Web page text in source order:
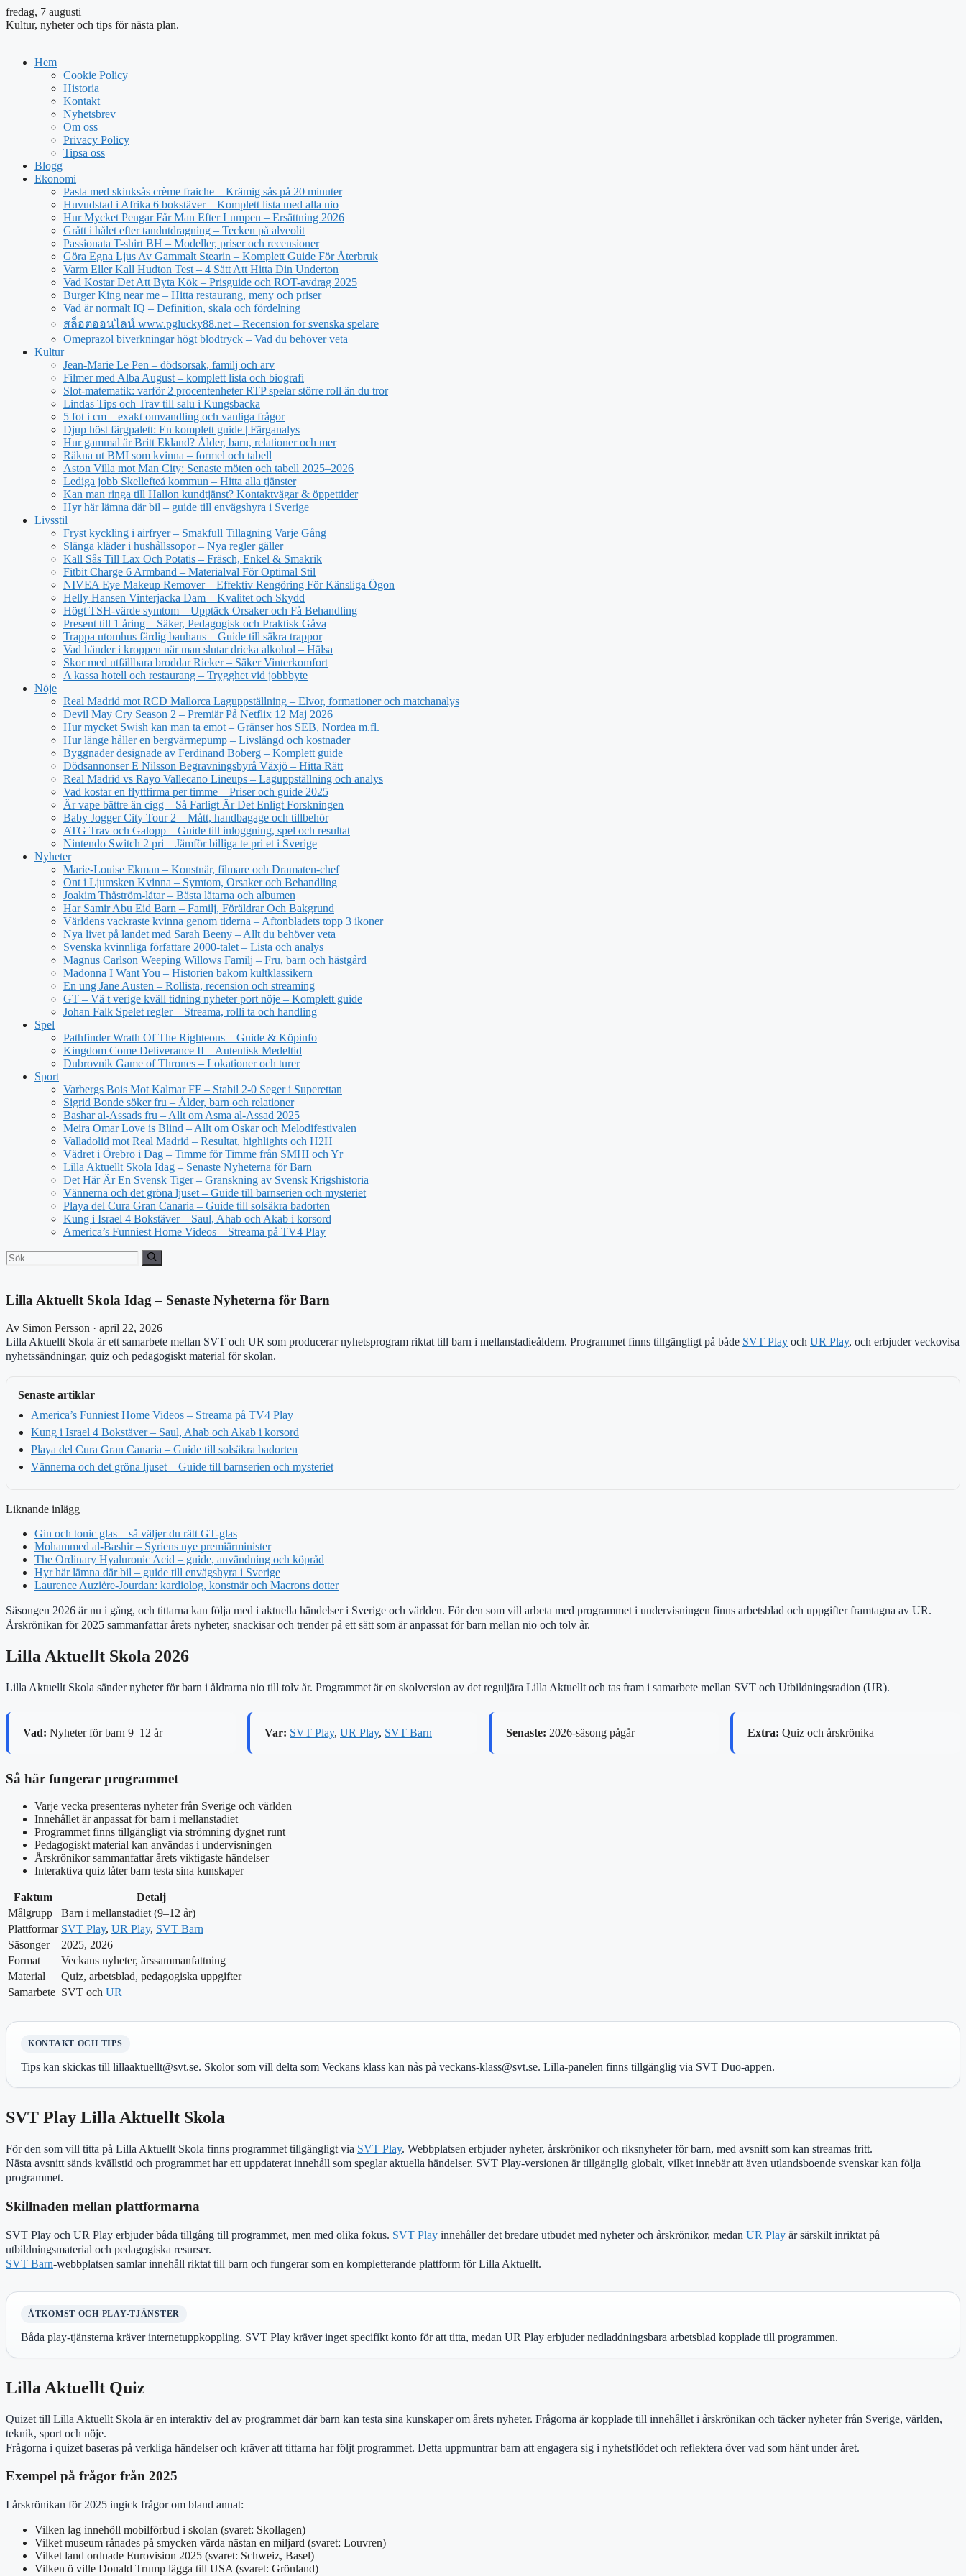
fredag, 7 augusti
Kultur, nyheter och tips för nästa plan.
Hem
Cookie Policy
Historia
Kontakt
Nyhetsbrev
Om oss
Privacy Policy
Tipsa oss
Blogg
Ekonomi
Pasta med skinksås crème fraiche – Krämig sås på 20 minuter
Huvudstad i Afrika 6 bokstäver – Komplett lista med alla nio
Hur Mycket Pengar Får Man Efter Lumpen – Ersättning 2026
Grått i hålet efter tandutdragning – Tecken på alveolit
Passionata T-shirt BH – Modeller, priser och recensioner
Göra Egna Ljus Av Gammalt Stearin – Komplett Guide För Återbruk
Varm Eller Kall Hudton Test – 4 Sätt Att Hitta Din Underton
Vad Kostar Det Att Byta Kök – Prisguide och ROT-avdrag 2025
Burger King near me – Hitta restaurang, meny och priser
Vad är normalt IQ – Definition, skala och fördelning
สล็อตออนไลน์ www.pglucky88.net – Recension för svenska spelare
Omeprazol biverkningar högt blodtryck – Vad du behöver veta
Kultur
Jean‑Marie Le Pen – dödsorsak, familj och arv
Filmer med Alba August – komplett lista och biografi
Slot-matematik: varför 2 procentenheter RTP spelar större roll än du tror
Lindas Tips och Trav till salu i Kungsbacka
5 fot i cm – exakt omvandling och vanliga frågor
Djup höst färgpalett: En komplett guide | Färganalys
Hur gammal är Britt Ekland? Ålder, barn, relationer och mer
Räkna ut BMI som kvinna – formel och tabell
Aston Villa mot Man City: Senaste möten och tabell 2025–2026
Lediga jobb Skellefteå kommun – Hitta alla tjänster
Kan man ringa till Hallon kundtjänst? Kontaktvägar & öppettider
Hyr här lämna där bil – guide till envägshyra i Sverige
Livsstil
Fryst kyckling i airfryer – Smakfull Tillagning Varje Gång
Slänga kläder i hushållssopor – Nya regler gäller
Kall Sås Till Lax Och Potatis – Fräsch, Enkel & Smakrik
Fitbit Charge 6 Armband – Materialval För Optimal Stil
NIVEA Eye Makeup Remover – Effektiv Rengöring För Känsliga Ögon
Helly Hansen Vinterjacka Dam – Kvalitet och Skydd
Högt TSH-värde symtom – Upptäck Orsaker och Få Behandling
Present till 1 åring – Säker, Pedagogisk och Praktisk Gåva
Trappa utomhus färdig bauhaus – Guide till säkra trappor
Vad händer i kroppen när man slutar dricka alkohol – Hälsa
Skor med utfällbara broddar Rieker – Säker Vinterkomfort
A kassa hotell och restaurang – Trygghet vid jobbbyte
Nöje
Real Madrid mot RCD Mallorca Laguppställning – Elvor, formationer och matchanalys
Devil May Cry Season 2 – Premiär På Netflix 12 Maj 2026
Hur mycket Swish kan man ta emot – Gränser hos SEB, Nordea m.fl.
Hur länge håller en bergvärmepump – Livslängd och kostnader
Byggnader designade av Ferdinand Boberg – Komplett guide
Dödsannonser E Nilsson Begravningsbyrå Växjö – Hitta Rätt
Real Madrid vs Rayo Vallecano Lineups – Laguppställning och analys
Vad kostar en flyttfirma per timme – Priser och guide 2025
Är vape bättre än cigg – Så Farligt Är Det Enligt Forskningen
Baby Jogger City Tour 2 – Mått, handbagage och tillbehör
ATG Trav och Galopp – Guide till inloggning, spel och resultat
Nintendo Switch 2 pri – Jämför billiga te pri et i Sverige
Nyheter
Marie-Louise Ekman – Konstnär, filmare och Dramaten-chef
Ont i Ljumsken Kvinna – Symtom, Orsaker och Behandling
Joakim Thåström-låtar – Bästa låtarna och albumen
Har Samir Abu Eid Barn – Familj, Föräldrar Och Bakgrund
Världens vackraste kvinna genom tiderna – Aftonbladets topp 3 ikoner
Nya livet på landet med Sarah Beeny – Allt du behöver veta
Svenska kvinnliga författare 2000-talet – Lista och analys
Magnus Carlson Weeping Willows Familj – Fru, barn och hästgård
Madonna I Want You – Historien bakom kultklassikern
En ung Jane Austen – Rollista, recension och streaming
GT – Vä t verige kväll tidning nyheter port nöje – Komplett guide
Johan Falk Spelet regler – Streama, rolli ta och handling
Spel
Pathfinder Wrath Of The Righteous – Guide & Köpinfo
Kingdom Come Deliverance II – Autentisk Medeltid
Dubrovnik Game of Thrones – Lokationer och turer
Sport
Varbergs Bois Mot Kalmar FF – Stabil 2-0 Seger i Superettan
Sigrid Bonde söker fru – Ålder, barn och relationer
Bashar al-Assads fru – Allt om Asma al-Assad 2025
Meira Omar Love is Blind – Allt om Oskar och Melodifestivalen
Valladolid mot Real Madrid – Resultat, highlights och H2H
Vädret i Örebro i Dag – Timme för Timme från SMHI och Yr
Lilla Aktuellt Skola Idag – Senaste Nyheterna för Barn
Det Här Är En Svensk Tiger – Granskning av Svensk Krigshistoria
Vännerna och det gröna ljuset – Guide till barnserien och mysteriet
Playa del Cura Gran Canaria – Guide till solsäkra badorten
Kung i Israel 4 Bokstäver – Saul, Ahab och Akab i korsord
America’s Funniest Home Videos – Streama på TV4 Play
Sök
efter:
Lilla Aktuellt Skola Idag – Senaste Nyheterna för Barn
Av Simon Persson · april 22, 2026
Lilla Aktuellt Skola är ett samarbete mellan SVT och UR som producerar nyhetsprogram riktat till barn i mellanstadieåldern. Programmet finns tillgängligt på både SVT Play och UR Play, och erbjuder veckovisa
nyhetssändningar, quiz och pedagogiskt material för skolan.
Senaste artiklar
America’s Funniest Home Videos – Streama på TV4 Play
Kung i Israel 4 Bokstäver – Saul, Ahab och Akab i korsord
Playa del Cura Gran Canaria – Guide till solsäkra badorten
Vännerna och det gröna ljuset – Guide till barnserien och mysteriet
Liknande inlägg
Gin och tonic glas – så väljer du rätt GT-glas
Mohammed al-Bashir – Syriens nye premiärminister
The Ordinary Hyaluronic Acid – guide, användning och köpråd
Hyr här lämna där bil – guide till envägshyra i Sverige
Laurence Auzière-Jourdan: kardiolog, konstnär och Macrons dotter
Säsongen 2026 är nu i gång, och tittarna kan följa med i aktuella händelser i Sverige och världen. För den som vill arbeta med programmet i undervisningen finns arbetsblad och uppgifter framtagna av UR.
Årskrönikan för 2025 sammanfattar årets nyheter, snackisar och trender på ett sätt som är anpassat för barn mellan nio och tolv år.
Lilla Aktuellt Skola 2026
Lilla Aktuellt Skola sänder nyheter för barn i åldrarna nio till tolv år. Programmet är en skolversion av det reguljära Lilla Aktuellt och tas fram i samarbete mellan SVT och Utbildningsradion (UR).
Vad: Nyheter för barn 9–12 år Var: SVT Play, UR Play, SVT Barn Senaste: 2026-säsong pågår Extra: Quiz och årskrönika
Så här fungerar programmet
Varje vecka presenteras nyheter från Sverige och världen
Innehållet är anpassat för barn i mellanstadiet
Programmet finns tillgängligt via strömning dygnet runt
Pedagogiskt material kan användas i undervisningen
Årskrönikor sammanfattar årets viktigaste händelser
Interaktiva quiz låter barn testa sina kunskaper
Faktum
Detalj
Målgrupp
Barn i mellanstadiet (9–12 år)
Plattformar SVT Play, UR Play, SVT Barn
Säsonger
2025, 2026
Format
Veckans nyheter, årssammanfattning
Material
Quiz, arbetsblad, pedagogiska uppgifter
Samarbete SVT och UR
KONTAKT OCH TIPS
Tips kan skickas till lillaaktuellt@svt.se. Skolor som vill delta som Veckans klass kan nås på veckans-klass@svt.se. Lilla-panelen finns tillgänglig via SVT Duo-appen.
SVT Play Lilla Aktuellt Skola
För den som vill titta på Lilla Aktuellt Skola finns programmet tillgängligt via SVT Play. Webbplatsen erbjuder nyheter, årskrönikor och riksnyheter för barn, med avsnitt som kan streamas fritt.
Nästa avsnitt sänds kvällstid och programmet har ett uppdaterat innehåll som speglar aktuella händelser. SVT Play-versionen är tillgänglig globalt, vilket innebär att även utlandsboende svenskar kan följa
programmet.
Skillnaden mellan plattformarna
SVT Play och UR Play erbjuder båda tillgång till programmet, men med olika fokus. SVT Play innehåller det bredare utbudet med nyheter och årskrönikor, medan UR Play är särskilt inriktat på
utbildningsmaterial och pedagogiska resurser.
SVT Barn-webbplatsen samlar innehåll riktat till barn och fungerar som en kompletterande plattform för Lilla Aktuellt.
ÅTKOMST OCH PLAY-TJÄNSTER
Båda play-tjänsterna kräver internetuppkoppling. SVT Play kräver inget specifikt konto för att titta, medan UR Play erbjuder nedladdningsbara arbetsblad kopplade till programmen.
Lilla Aktuellt Quiz
Quizet till Lilla Aktuellt Skola är en interaktiv del av programmet där barn kan testa sina kunskaper om årets nyheter. Frågorna är kopplade till innehållet i årskrönikan och täcker nyheter från Sverige, världen,
teknik, sport och nöje.
Frågorna i quizet baseras på verkliga händelser och kräver att tittarna har följt programmet. Detta uppmuntrar barn att engagera sig i nyhetsflödet och reflektera över vad som hänt under året.
Exempel på frågor från 2025
I årskrönikan för 2025 ingick frågor om bland annat:
Vilken lag innehöll mobilförbud i skolan (svaret: Skollagen)
Vilket museum rånades på smycken värda nästan en miljard (svaret: Louvren)
Vilket land ordnade Eurovision 2025 (svaret: Schweiz, Basel)
Vilken ö ville Donald Trump lägga till USA (svaret: Grönland)